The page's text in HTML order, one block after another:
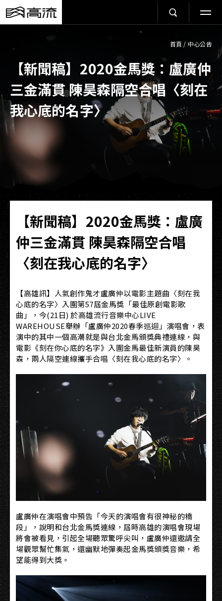
首頁 / 中心公告
【新聞稿】2020金馬獎：盧廣仲
三金滿貫 陳昊森隔空合唱〈刻在
我心底的名字〉
【新聞稿】2020金馬獎：盧廣
仲三金滿貫 陳昊森隔空合唱
〈刻在我心底的名字〉
【高雄訊】人氣創作鬼才盧廣仲以電影主題曲〈刻在我
心底的名字〉入圍第57屆金馬獎「最佳原創電影歌
曲」，今(21日) 於高雄流行音樂中心LIVE
WAREHOUSE舉辦「盧廣仲2020春季巡迴」演唱會，表
演中的其中一個高潮就是與台北金馬頒獎典禮連線，與
電影《刻在你心底的名字》入圍金馬最佳新演員的陳昊
森，兩人隔空連線攜手合唱〈刻在我心底的名字〉。
盧廣仲在演唱會中預告「今天的演唱會有很神秘的橋
段」，說明和台北金馬獎連線，屆時高雄的演唱會現場
將會被看見，引起全場聽眾驚呼尖叫，盧廣仲還邀請全
場觀眾幫忙集氣，還幽默地彈奏起金馬獎頒獎音樂，希
望能得到大獎。